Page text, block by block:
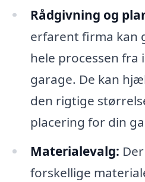
Rådgivning og
erfarent firma kan
hele processen
garage. De kan
den rigtige
placering for din
Materialevalg:
forskellige